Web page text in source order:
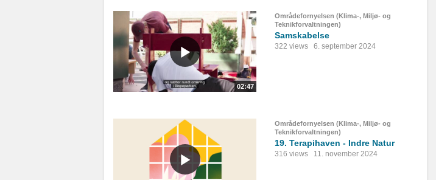
02:47
Områdefornyelsen (Klima-, Miljø- og
Teknikforvaltningen)
Samskabelse
322 views 6. september 2024
Områdefornyelsen (Klima-, Miljø- og
Teknikforvaltningen)
19. Terapihaven - Indre Natur
316 views 11. november 2024